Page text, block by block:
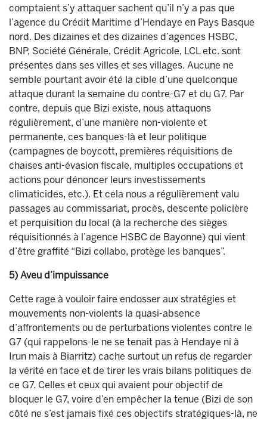
comptaient s’y attaquer sachent qu’il n’y a pas que
l’agence du Crédit Maritime d’Hendaye en Pays Basque
nord. Des dizaines et des dizaines d’agences HSBC,
BNP, Société Générale, Crédit Agricole, LCL etc. sont
présentes dans ses villes et ses villages. Aucune ne
semble pourtant avoir été la cible d’une quelconque
attaque durant la semaine du contre-G7 et du G7. Par
contre, depuis que Bizi existe, nous attaquons
régulièrement, d’une manière non-violente et
permanente, ces banques-là et leur politique
(campagnes de boycott, premières réquisitions de
chaises anti-évasion fiscale, multiples occupations et
actions pour dénoncer leurs investissements
climaticides, etc.). Et cela nous a régulièrement valu
passages au commissariat, procès, descente policière
et perquisition du local (à la recherche des sièges
réquisitionnés à l’agence HSBC de Bayonne) qui vient
d’être graffité “Bizi collabo, protège les banques”.
5) Aveu d’impuissance
Cette rage à vouloir faire endosser aux stratégies et
mouvements non-violents la quasi-absence
d’affrontements ou de perturbations violentes contre le
G7 (qui rappelons-le ne se tenait pas à Hendaye ni à
Irun mais à Biarritz) cache surtout un refus de regarder
la vérité en face et de tirer les vrais bilans politiques de
ce G7. Celles et ceux qui avaient pour objectif de
bloquer le G7, voire d’en empêcher la tenue (Bizi de son
côté ne s’est jamais fixé ces objectifs stratégiques-là, ne